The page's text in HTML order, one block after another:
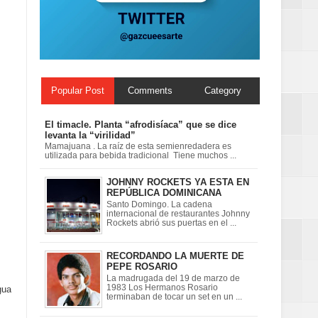
Popular Post Comments Category
El timacle. Planta “afrodisíaca” que se dice
levanta la “virilidad”
Mamajuana . La raíz de esta semienredadera es
utilizada para bebida tradicional Tiene muchos ...
JOHNNY ROCKETS YA ESTA EN
REPÚBLICA DOMINICANA
Santo Domingo. La cadena
internacional de restaurantes Johnny
Rockets abrió sus puertas en el ...
RECORDANDO LA MUERTE DE
PEPE ROSARIO
La madrugada del 19 de marzo de
1983 Los Hermanos Rosario
terminaban de tocar un set en un ...